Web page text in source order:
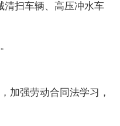
清扫车辆、高压冲水车
加强劳动合同法学习，